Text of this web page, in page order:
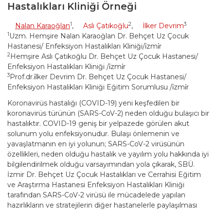
Hastalıkları Kliniği Örneği
Nalan Karaoğlan1, Aslı Çatıkoğlu2, İlker Devrim3
1 Uzm. Hemşire Nalan Karaoğlan Dr. Behçet Uz Çocuk
Hastanesi/ Enfeksiyon Hastalıkları Kliniği/i̇zmi̇r
2Hemşire Aslı Çatıkoğlu Dr. Behçet Uz Çocuk Hastanesi/
Enfeksiyon Hastalıkları Kliniği /i̇zmi̇r
3Prof.dr.i̇lker Devrim Dr. Behçet Uz Çocuk Hastanesi/
Enfeksiyon Hastalıkları Kliniği Eğitim Sorumlusu /i̇zmi̇r
Koronavirüs hastalığı (COVID-19) yeni keşfedilen bir
koronavirüs türünün (SARS-CoV-2) neden olduğu bulaşıcı bir
hastalıktır. COVID-19 geniş bir yelpazede görülen akut
solunum yolu enfeksiyonudur. Bulaşı önlemenin ve
yavaşlatmanın en iyi yolunun; SARS-CoV-2 virüsünün
özellikleri, neden olduğu hastalık ve yayılım yolu hakkında iyi
bilgilendirilmek olduğu varsayımından yola çıkarak, SBÜ.
İzmir Dr. Behçet Uz Çocuk Hastalıkları ve Cerrahisi Eğitim
ve Araştırma Hastanesi Enfeksiyon Hastalıkları Kliniği
tarafından SARS-CoV-2 virüsü ile mücadelede yapılan
hazırlıkların ve stratejilerin diğer hastanelerle paylaşılması